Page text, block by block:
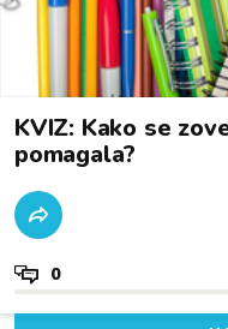
KVIZ: Kako se
pomagala?
0